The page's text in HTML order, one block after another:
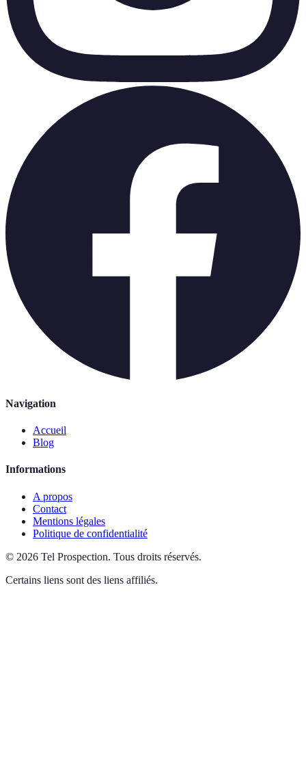
Navigation
Accueil
Blog
Informations
A propos
Contact
Mentions légales
Politique de confidentialité
© 2026 Tel Prospection. Tous droits réservés.
Certains liens sont des liens affiliés.